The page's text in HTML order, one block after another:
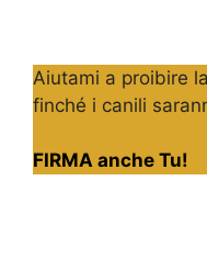
Aiutami a proibire
finché i canili
FIRMA anche Tu!